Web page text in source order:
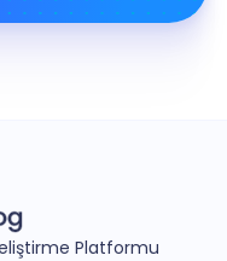
Platformu